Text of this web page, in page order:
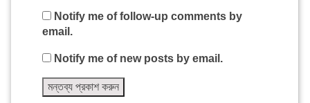
Notify me of follow-up comments by
email.
Notify me of new posts by email.